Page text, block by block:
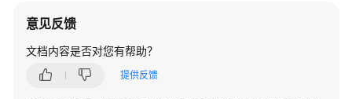
实
概
览
意见反馈
文档内容是否对您有帮助？
提供反馈